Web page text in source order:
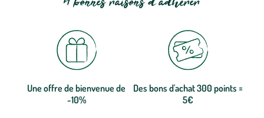
Une offre de bienvenue de
-10%
Des bons d'achat 300 points =
5€